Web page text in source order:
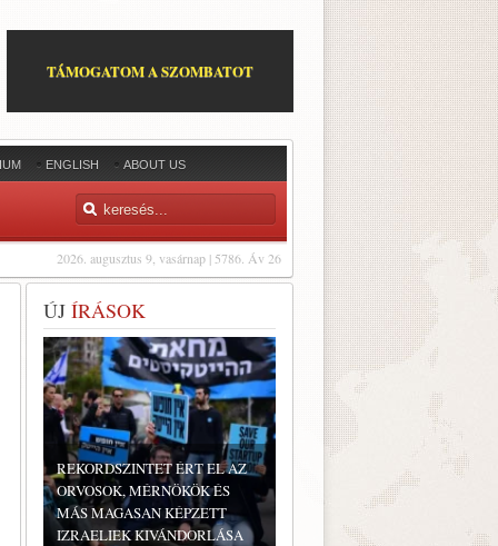
TÁMOGATOM A SZOMBATOT
ENGLISH ABOUT US
2026. augusztus 9, vasárnap | 5786. Áv 26
ÚJ ÍRÁSOK
REKORDSZINTET ÉRT EL AZ
ORVOSOK, MÉRNÖKÖK ÉS
MÁS MAGASAN KÉPZETT
IZRAELIEK KIVÁNDORLÁSA